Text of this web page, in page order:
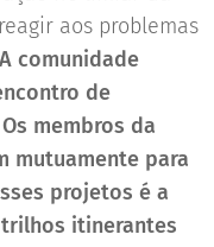
aos problemas
A comunidade
de
membros da
mutuamente para
projetos é a
itinerantes